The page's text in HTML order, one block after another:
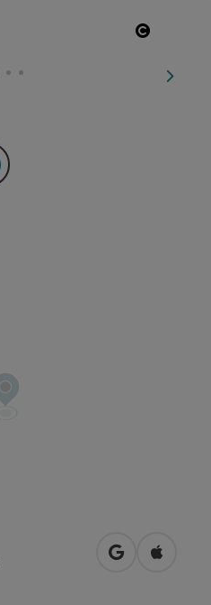
in Google
in